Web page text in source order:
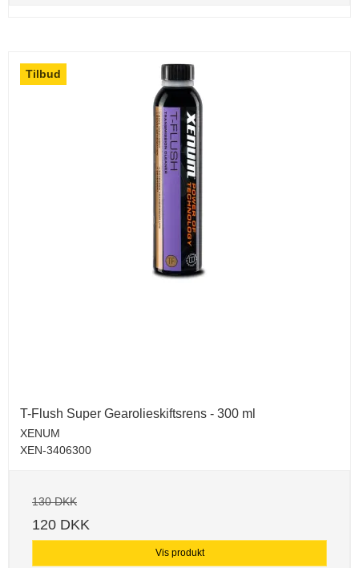
Tilbud
T-Flush Super Gearolieskiftsrens - 300 ml
XENUM
XEN-3406300
130 DKK
120 DKK
Vis produkt